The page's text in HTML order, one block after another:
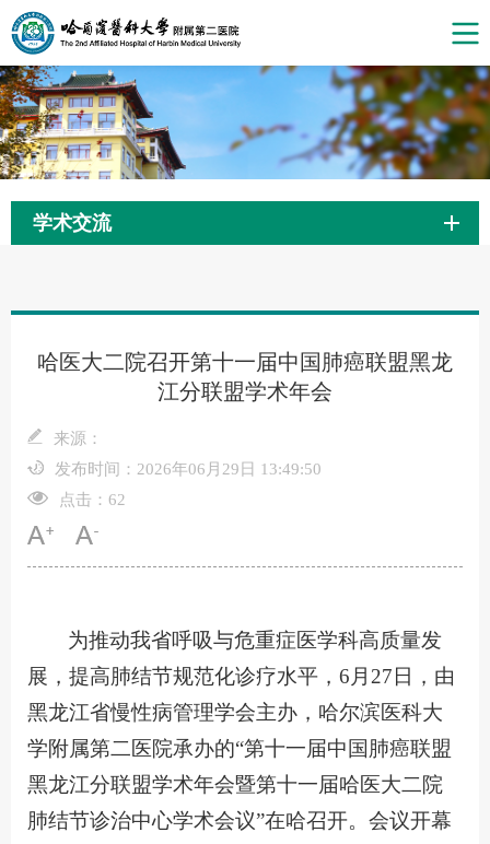
学术交流
哈医大二院召开第十一届中国肺癌联盟黑龙
江分联盟学术年会
来源：
发布时间：2026年06月29日 13:49:50
点击： 62
为推动我省呼吸与危重症医学科高质量发
展，提高肺结节规范化诊疗水平，6月27日，由
黑龙江省慢性病管理学会主办，哈尔滨医科大
学附属第二医院承办的“第十一届中国肺癌联盟
黑龙江分联盟学术年会暨第十一届哈医大二院
肺结节诊治中心学术会议”在哈召开。会议开幕